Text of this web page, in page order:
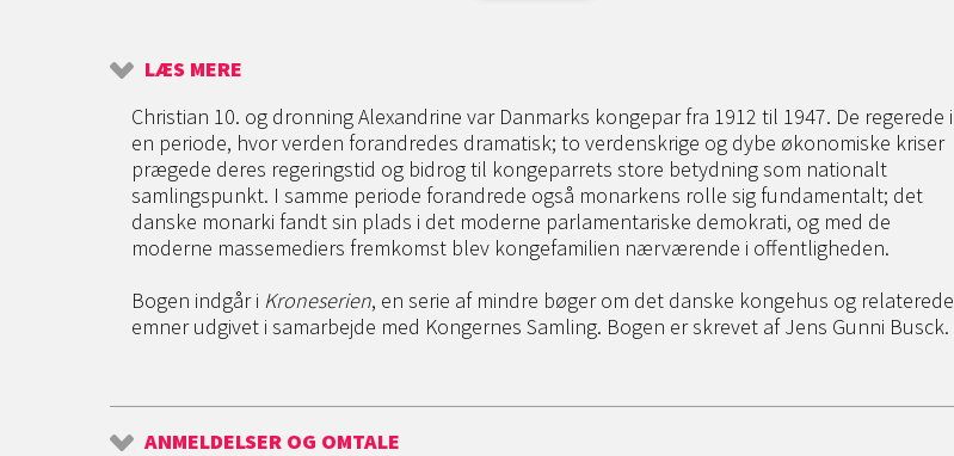
LÆS MERE
Christian 10. og dronning Alexandrine var Danmarks kongepar fra 1912 til 1947. De regerede i
en periode, hvor verden forandredes dramatisk; to verdenskrige og dybe økonomiske kriser
prægede deres regeringstid og bidrog til kongeparrets store betydning som nationalt
samlingspunkt. I samme periode forandrede også monarkens rolle sig fundamentalt; det
danske monarki fandt sin plads i det moderne parlamentariske demokrati, og med de
moderne massemediers fremkomst blev kongefamilien nærværende i offentligheden.
Bogen indgår i Kroneserien, en serie af mindre bøger om det danske kongehus og relaterede
emner udgivet i samarbejde med Kongernes Samling. Bogen er skrevet af Jens Gunni Busck.
ANMELDELSER OG OMTALE